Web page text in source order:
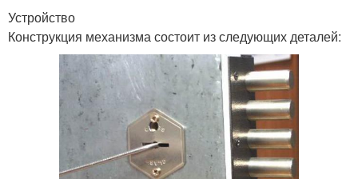
Устройство
Конструкция механизма состоит из следующих деталей: